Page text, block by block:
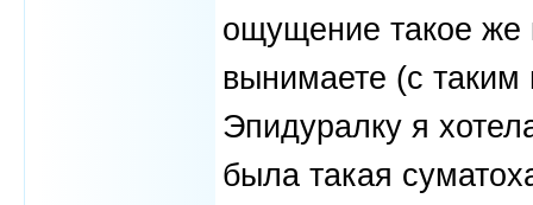
ощущение такое же
вынимаете (с
Эпидуралку я
была такая